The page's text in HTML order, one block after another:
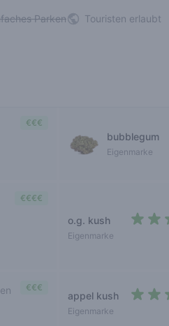
Parken Touristen erlaubt
€€€
bubblegum
Eigenmarke
€€€€
o.g. kush
Eigenmarke
€€€
appel kush
Eigenmarke